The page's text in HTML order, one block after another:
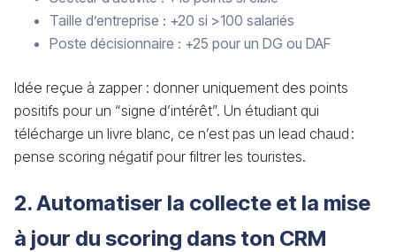
Taille d’entreprise : +20 si >100 salariés
Poste décisionnaire : +25 pour un DG ou DAF
Idée reçue à zapper : donner uniquement des points
positifs pour un “signe d’intérêt”. Un étudiant qui
télécharge un livre blanc, ce n’est pas un lead chaud :
pense scoring négatif pour filtrer les touristes.
2. Automatiser la collecte et la mise
à jour du scoring dans ton CRM